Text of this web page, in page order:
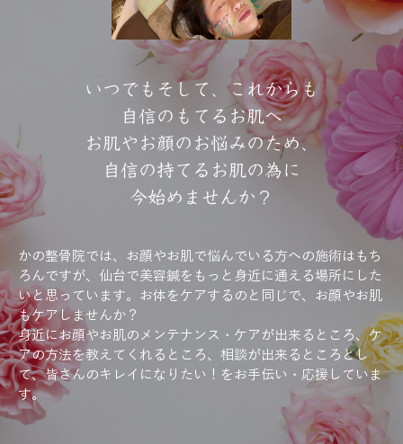
いつでもそして、これからも
自信のもてるお肌へ
お肌やお顔のお悩みのため、
自信の持てるお肌の為に
今始めませんか？
かの整骨院では、お顔やお肌で悩んでいる方への施術はもち
ろんですが、仙台で美容鍼をもっと身近に通える場所にした
いと思っています。お体をケアするのと同じで、お顔やお肌
もケアしませんか？
身近にお顔やお肌のメンテナンス・ケアが出来るところ、ケ
アの方法を教えてくれるところ、相談が出来るところとし
て、皆さんのキレイになりたい！をお手伝い・応援していま
す。